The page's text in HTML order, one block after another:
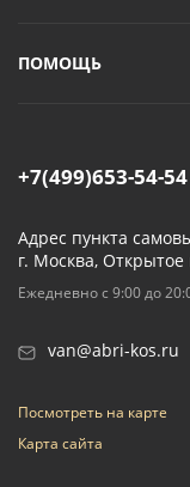
ПОМОЩЬ
+7(499)653-54-54
Адрес пункта
г. Москва, Открытое
Ежедневно с 9:00 до
van@abri-kos.ru
Посмотреть на карте
Карта сайта